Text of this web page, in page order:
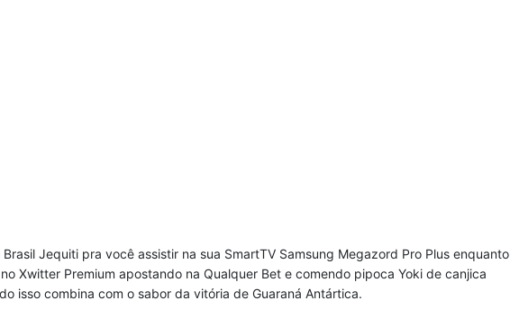
Jequiti pra você assistir na sua SmartTV Samsung Megazord Pro Plus enquanto
Xwitter Premium apostando na Qualquer Bet e comendo pipoca Yoki de canjica
isso combina com o sabor da vitória de Guaraná Antártica.